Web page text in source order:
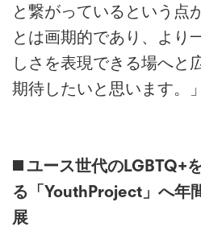
と繋がっているという点
とは画期的であり、より
しさを表現できる場へと
期待したいと思います。」
◼️ ユース世代のLGBTQ+
る「YouthProject」へ年
展